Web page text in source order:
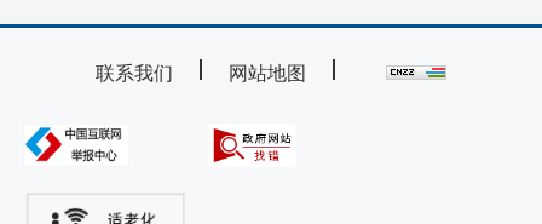
联系我们 网站地图